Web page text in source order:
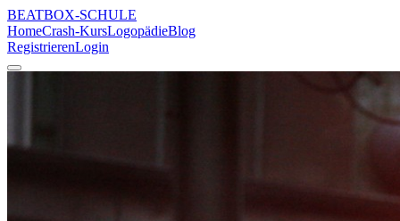
BEATBOX-SCHULE
HomeCrash-KursLogopädieBlog
RegistrierenLogin